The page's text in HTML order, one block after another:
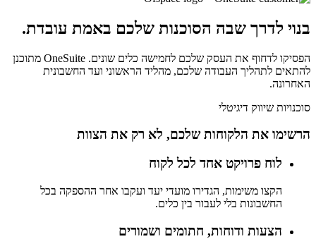
בנוי לדרך שבה הסוכנות שלכם באמת עובדת.
הפסיקו לדחוף את העסק שלכם לחמישה כלים שונים. OneSuite מתוכנן
להתאים לתהליך העבודה שלכם, מהליד הראשוני ועד החשבונית
האחרונה.
סוכנויות שיווק דיגיטלי
הרשימו את הלקוחות שלכם, לא רק את הצוות
לוח פרויקט אחד לכל לקוח
הקצו משימות, הגדירו מועדי יעד ועקבו אחר ההספקה בכל
החשבונות בלי לעבור בין כלים.
הצעות ודוחות, חתומים ושמורים